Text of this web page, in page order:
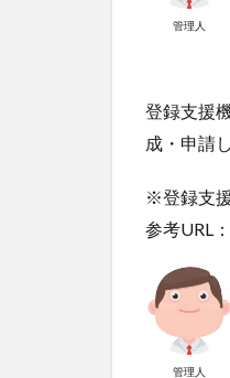
管理人
登録支援
成・申請
※登録支
参考URL：
管理人